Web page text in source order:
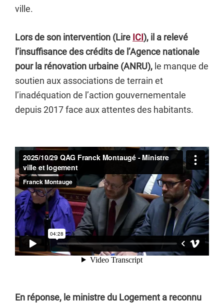
ville.
Lors de son intervention (Lire ICI), il a relevé
l’insuffisance des crédits de l’Agence nationale
pour la rénovation urbaine (ANRU), le manque de
soutien aux associations de terrain et
l’inadéquation de l’action gouvernementale
depuis 2017 face aux attentes des habitants.
En réponse, le ministre du Logement a reconnu